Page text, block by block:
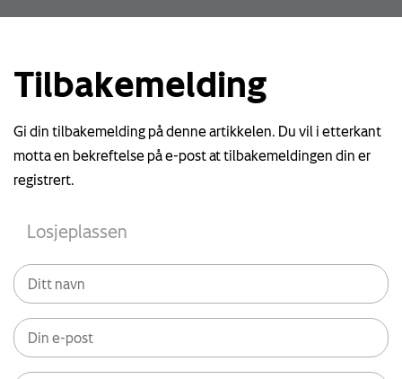
Tilbakemelding
Gi din tilbakemelding på denne artikkelen. Du vil i etterkant
motta en bekreftelse på e-post at tilbakemeldingen din er
registrert.